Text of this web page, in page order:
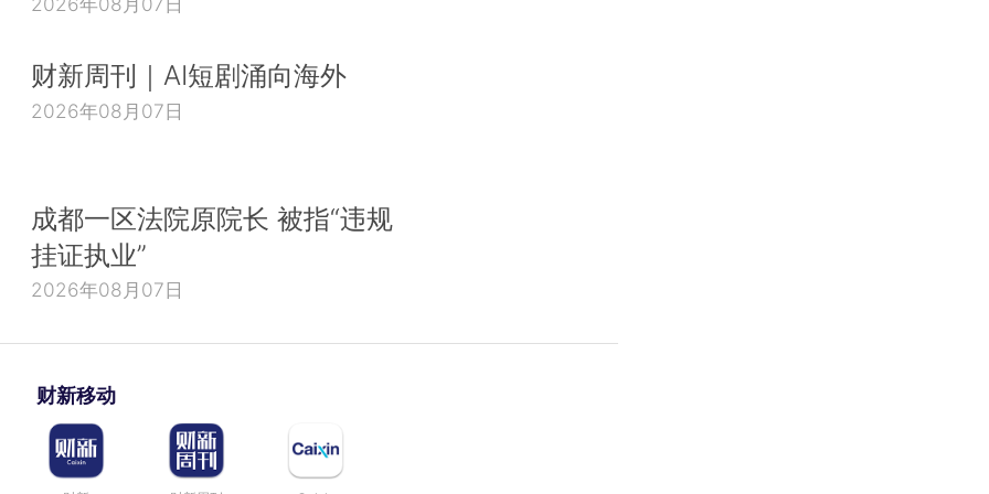
财新周刊｜AI短剧涌向海外
2026年08月07日
成都一区法院原院长 被指“违规
挂证执业”
2026年08月07日
财新移动